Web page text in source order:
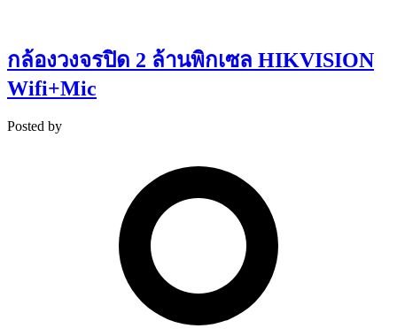
กล้องวงจรปิด 2 ล้านพิกเซล HIKVISION
Wifi+Mic
Posted by